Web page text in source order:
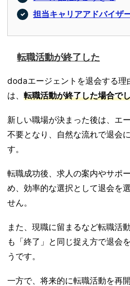
担当キャリアアドバイザ
転職活動が終了した
dodaエージェントを退会する理
は、 転職活動が終了した場合で
新しい職場が決まった後は、エ
不要となり、自然な流れで退会
す。
転職成功後、求人の案内やサポ
め、効率的な選択として退会を
せん。
また、現職に留まるなど転職活
も「終了」と同じ捉え方で退会
うです。
一方で、将来的に転職活動を再